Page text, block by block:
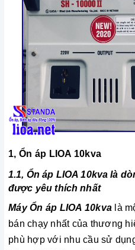
1, Ổn áp LIOA 10kva
1.1, Ổn áp LIOA 10kva là
được yêu thích nhất
Máy Ổn áp LIOA 10kva là
bán chạy nhất của thương
phù hợp với nhu cầu sử